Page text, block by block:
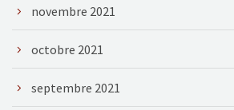
novembre 2021
octobre 2021
septembre 2021